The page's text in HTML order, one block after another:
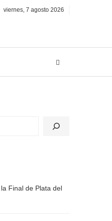
viernes, 7 agosto 2026
Final de Plata del